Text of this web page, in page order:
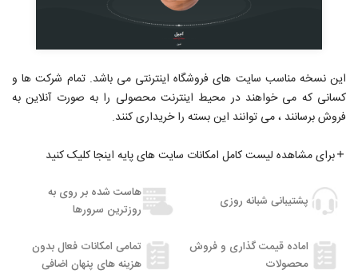
این نسخه مناسب سایت های فروشگاه اینترنتی می باشد. تمام شرکت ها و
کسانی که می خواهند در محیط اینترنت محصولی را به صورت آنلاین به
فروش برسانند ، می توانند این بسته را خریداری کنند.
برای مشاهده لیست کامل امکانات سایت های پایه اینجا کلیک کنید
پشتیبانی شبانه روزی
هاست شده بر روی به
روزترین سرورها
اماده قیمت گذاری و فروش
محصولات
تمامی امکانات فعال بدون
هزینه های پنهان اضافی